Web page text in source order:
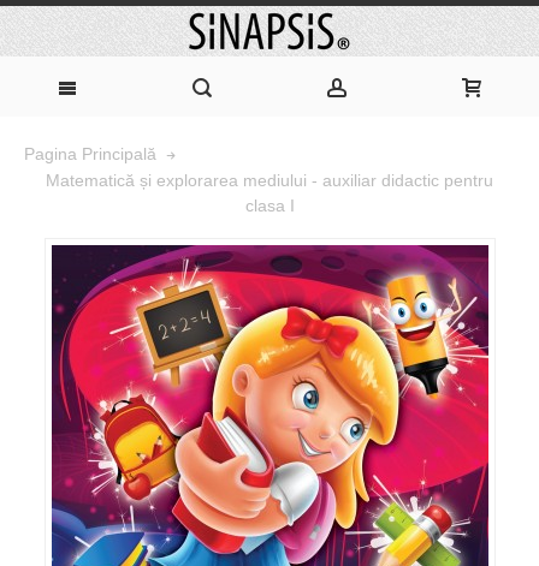
Pagina Principală
Matematică și explorarea mediului - auxiliar didactic pentru
clasa I